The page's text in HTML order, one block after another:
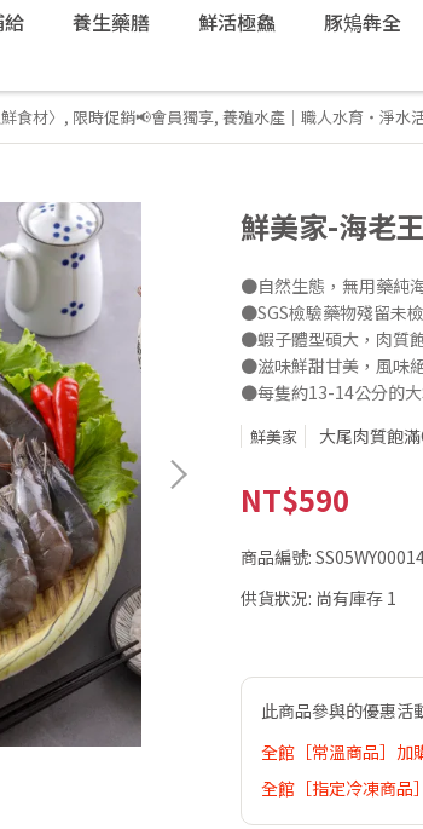
養生藥膳 鮮活極鱻 豚鴙犇全
鮮食材〉 , 限時促銷📢會員獨享, 養殖水產｜職人水育・淨水
鮮美家-海老
●自然生態，無用藥純
●SGS檢驗藥物殘留未
●蝦子體型碩大，肉質
●滋味鮮甜甘美，風味
●每隻約13-14公分的
鮮美家 大尾肉質飽
NT$590
商品編號:
供貨狀況: 尚有庫存 1
此商品參與的優惠活
全館［常溫商品］加
全館［指定冷凍商品